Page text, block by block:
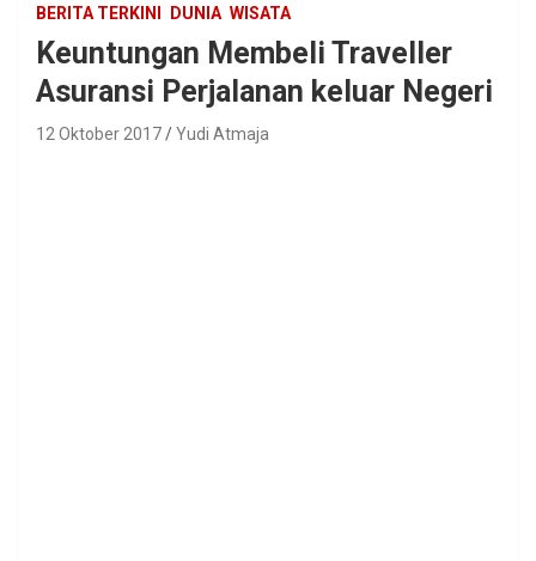
BERITA TERKINI DUNIA WISATA
Keuntungan Membeli Traveller
Asuransi Perjalanan keluar Negeri
12 Oktober 2017 Yudi Atmaja